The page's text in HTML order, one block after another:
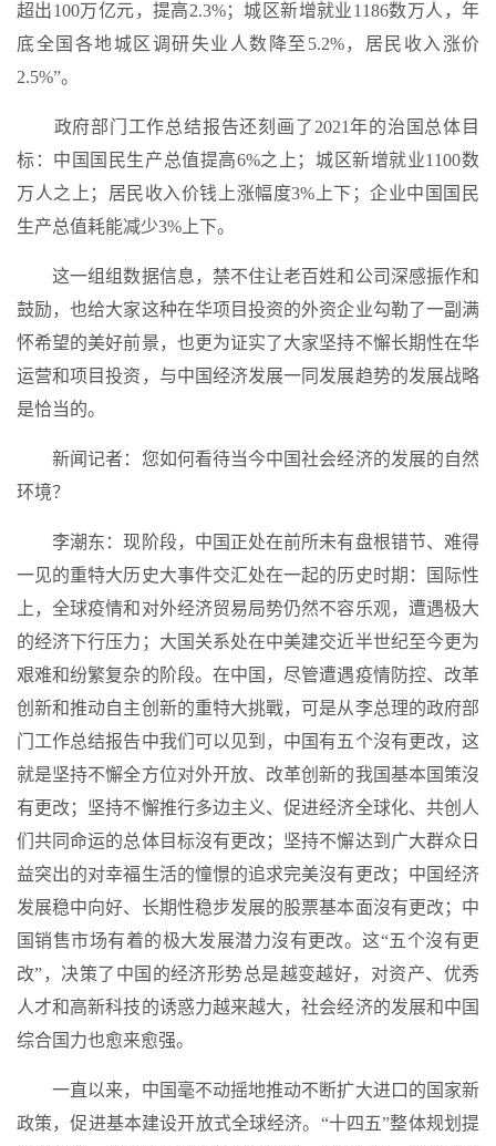
超出100万亿元，提高2.3%；城区新增就业1186数万人，年
底全国各地城区调研失业人数降至5.2%，居民收入涨价
2.5%”。
政府部门工作总结报告还刻画了2021年的治国总体目
标：中国国民生产总值提高6%之上；城区新增就业1100数
万人之上；居民收入价钱上涨幅度3%上下；企业中国国民
生产总值耗能减少3%上下。
这一组组数据信息，禁不住让老百姓和公司深感振作和
鼓励，也给大家这种在华项目投资的外资企业勾勒了一副满
怀希望的美好前景，也更为证实了大家坚持不懈长期性在华
运营和项目投资，与中国经济发展一同发展趋势的发展战略
是恰当的。
新闻记者：您如何看待当今中国社会经济的发展的自然
环境？
李潮东：现阶段，中国正处在前所未有盘根错节、难得
一见的重特大历史大事件交汇处在一起的历史时期：国际性
上，全球疫情和对外经济贸易局势仍然不容乐观，遭遇极大
的经济下行压力；大国关系处在中美建交近半世纪至今更为
艰难和纷繁复杂的阶段。在中国，尽管遭遇疫情防控、改革
创新和推动自主创新的重特大挑戰，可是从李总理的政府部
门工作总结报告中我们可以见到，中国有五个沒有更改，这
就是坚持不懈全方位对外开放、改革创新的我国基本国策沒
有更改；坚持不懈推行多边主义、促进经济全球化、共创人
们共同命运的总体目标沒有更改；坚持不懈达到广大群众日
益突出的对幸福生活的憧憬的追求完美沒有更改；中国经济
发展稳中向好、长期性稳步发展的股票基本面沒有更改；中
国销售市场有着的极大发展潜力沒有更改。这“五个沒有更
改”，决策了中国的经济形势总是越变越好，对资产、优秀
人才和高新科技的诱惑力越来越大，社会经济的发展和中国
综合国力也愈来愈强。
一直以来，中国毫不动摇地推动不断扩大进口的国家新
政策，促进基本建设开放式全球经济。“十四五”整体规划提